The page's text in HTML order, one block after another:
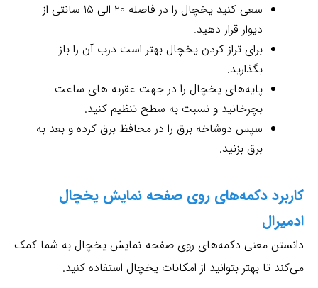
سعی کنید یخچال را در فاصله 20 الی 15 سانتی از
دیوار قرار دهید.
برای تراز کردن یخچال بهتر است درب آن را باز
بگذارید.
پایه‌های یخچال را در جهت عقربه های ساعت
بچرخانید و نسبت به سطح تنظیم کنید.
سپس دوشاخه برق را در محافظ برق کرده و بعد به
برق بزنید.
کاربرد دکمه‌های روی صفحه نمایش یخچال
ادمیرال
دانستن معنی دکمه‌های روی صفحه نمایش یخچال به شما کمک
می‌کند تا بهتر بتوانید از امکانات یخچال استفاده کنید.